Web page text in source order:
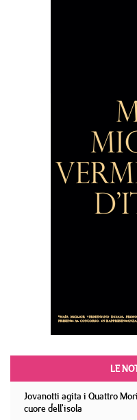
LE
Jovanotti agita i Quattro
cuore dell'isola